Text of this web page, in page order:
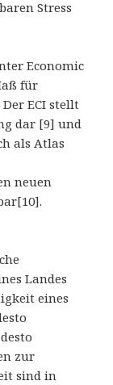
Stress
Economic
für
ECI stellt
dar [9] und
als Atlas
neuen
Landes
eines
zur
sind in